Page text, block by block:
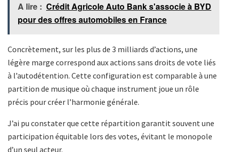
A lire : Crédit Agricole Auto Bank s'associe à BYD
pour des offres automobiles en France
Concrètement, sur les plus de 3 milliards d’actions, une
légère marge correspond aux actions sans droits de vote liés
à l’autodétention. Cette configuration est comparable à une
partition de musique où chaque instrument joue un rôle
précis pour créer l’harmonie générale.
J’ai pu constater que cette répartition garantit souvent une
participation équitable lors des votes, évitant le monopole
d’un seul acteur.